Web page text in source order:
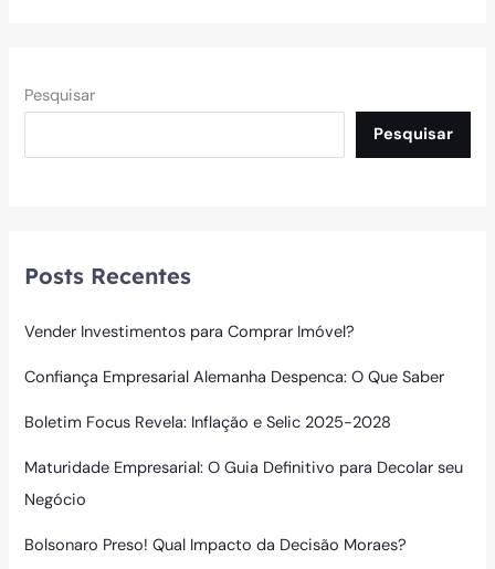
Pesquisar
Pesquisar
Posts Recentes
Vender Investimentos para Comprar Imóvel?
Confiança Empresarial Alemanha Despenca: O Que Saber
Boletim Focus Revela: Inflação e Selic 2025-2028
Maturidade Empresarial: O Guia Definitivo para Decolar seu
Negócio
Bolsonaro Preso! Qual Impacto da Decisão Moraes?